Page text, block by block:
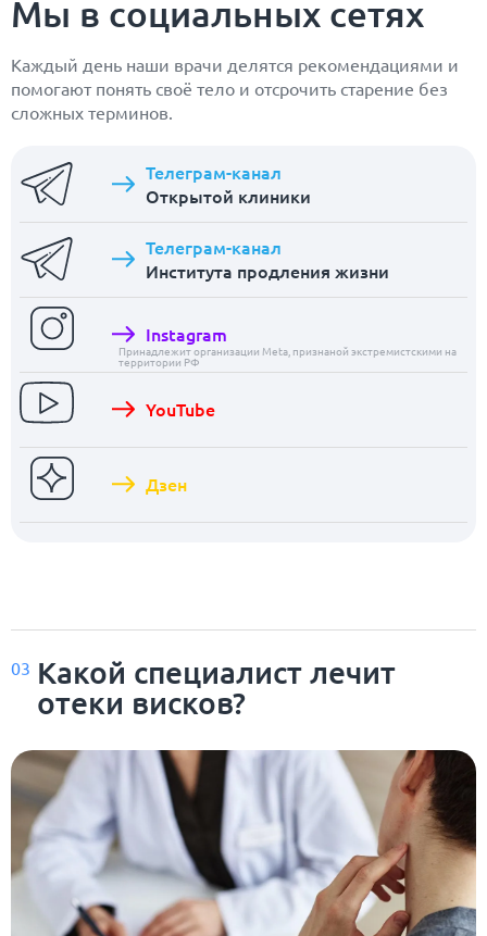
Мы в социальных сетях
Каждый день наши врачи делятся рекомендациями и
помогают понять своё тело и отсрочить старение без
сложных терминов.
Телеграм-канал
Открытой клиники
Телеграм-канал
Института продления жизни
Instagram
Принадлежит организации Meta, признаной экстремистскими на
территории РФ
YouTube
Дзен
03 Какой специалист лечит
отеки висков?